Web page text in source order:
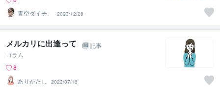
青空ダイチ。
2023/12/26
メルカリに出逢って
記事
コラム
8
ありがたし
2022/07/16